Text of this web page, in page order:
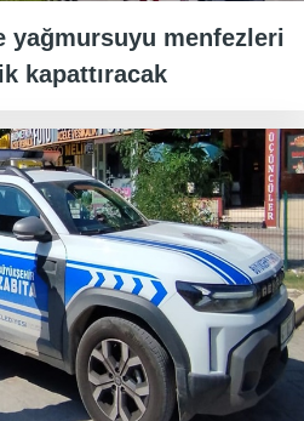
yağmursuyu menfezleri
kapattıracak